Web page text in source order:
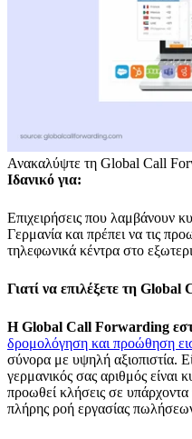
Ανακαλύψτε τη Global Call
Ιδανικό για:
Επιχειρήσεις που λαμβάνουν
Γερμανία και πρέπει να τις
τηλεφωνικά κέντρα στο
Γιατί να επιλέξετε τη
Η Global Call Forwarding
δρομολόγηση και προώθηση
σύνορα με υψηλή αξιοπιστία.
γερμανικός σας αριθμός είναι
προωθεί κλήσεις σε
πλήρης ροή εργασίας